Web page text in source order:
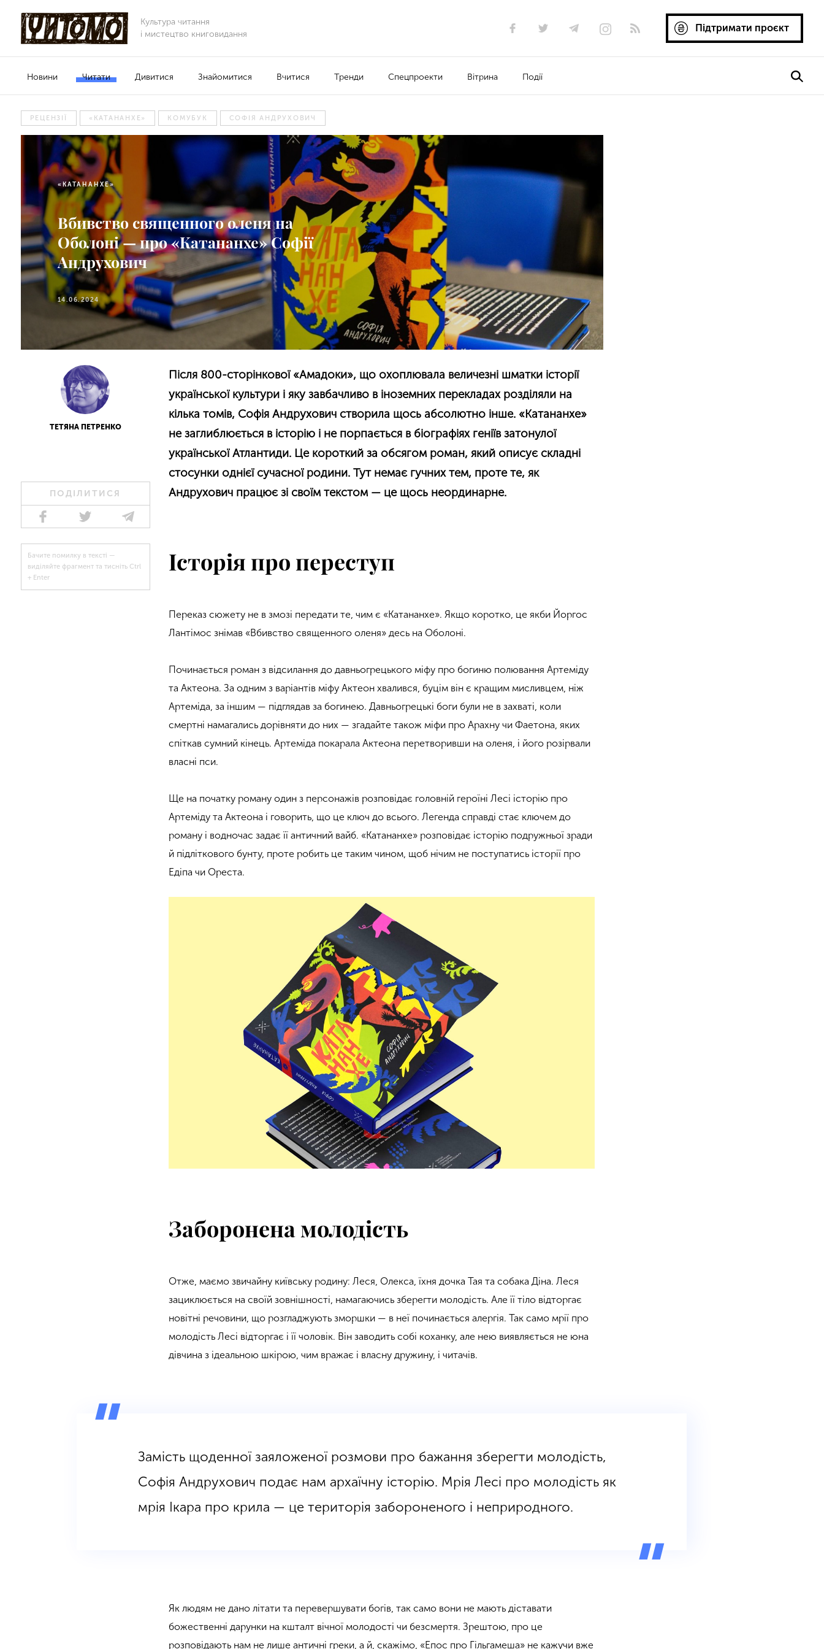
Культура читання
і мистецтво книговидання
Підтримати проєкт
Новини Читати Дивитися Знайомитися Вчитися Тренди Спецпроекти Вітрина Події
РЕЦЕНЗІЇ «КАТАНАНХЕ» КОМУБУК СОФІЯ АНДРУХОВИЧ
«КАТАНАНХЕ»
Вбивство священного оленя на
Оболоні — про «Катананхе» Софії
Андрухович
14.06.2024
ТЕТЯНА ПЕТРЕНКО
ПОДІЛИТИСЯ
Бачите помилку в тексті —
виділяйте фрагмент та тисніть Ctrl
+ Enter
Після 800-сторінкової «Амадоки», що охоплювала величезні шматки історії
української культури і яку завбачливо в іноземних перекладах розділяли на
кілька томів, Софія Андрухович створила щось абсолютно інше. «Катананхе»
не заглиблюється в історію і не порпається в біографіях геніїв затонулої
української Атлантиди. Це короткий за обсягом роман, який описує складні
стосунки однієї сучасної родини. Тут немає гучних тем, проте те, як
Андрухович працює зі своїм текстом — це щось неординарне.
Історія про переступ
Переказ сюжету не в змозі передати те, чим є «Катананхе». Якщо коротко, це якби Йоргос
Лантімос знімав «Вбивство священного оленя» десь на Оболоні.
Починається роман з відсилання до давньогрецького міфу про богиню полювання Артеміду
та Актеона. За одним з варіантів міфу Актеон хвалився, буцім він є кращим мисливцем, ніж
Артеміда, за іншим — підглядав за богинею. Давньогрецькі боги були не в захваті, коли
смертні намагались дорівняти до них — згадайте також міфи про Арахну чи Фаетона, яких
спіткав сумний кінець. Артеміда покарала Актеона перетворивши на оленя, і його розірвали
власні пси.
Ще на початку роману один з персонажів розповідає головній героїні Лесі історію про
Артеміду та Актеона і говорить, що це ключ до всього. Легенда справді стає ключем до
роману і водночас задає її античний вайб. «Катананхе» розповідає історію подружньої зради
й підліткового бунту, проте робить це таким чином, щоб нічим не поступатись історії про
Едіпа чи Ореста.
Заборонена молодість
Отже, маємо звичайну київську родину: Леся, Олекса, їхня дочка Тая та собака Діна. Леся
зациклюється на своїй зовнішності, намагаючись зберегти молодість. Але її тіло відторгає
новітні речовини, що розгладжують зморшки — в неї починається алергія. Так само мрії про
молодість Лесі відторгає і її чоловік. Він заводить собі коханку, але нею виявляється не юна
дівчина з ідеальною шкірою, чим вражає і власну дружину, і читачів.
Замість щоденної заяложеної розмови про бажання зберегти молодість,
Софія Андрухович подає нам архаїчну історію. Мрія Лесі про молодість як
мрія Ікара про крила — це територія забороненого і неприродного.
Як людям не дано літати та перевершувати богів, так само вони не мають діставати
божественні дарунки на кшталт вічної молодості чи безсмертя. Зрештою, про це
розповідають нам не лише античні греки, а й, скажімо, «Епос про Гільгамеша» не кажучи вже